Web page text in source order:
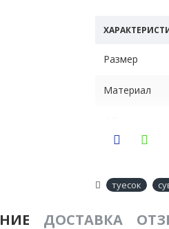
Размер
Материал
Назначение
туесок
ДОСТАВКА